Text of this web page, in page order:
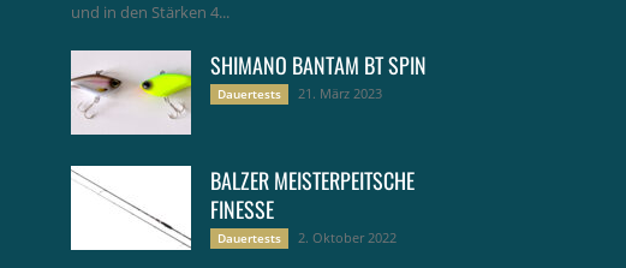
und in den Stärken 4...
SHIMANO BANTAM BT SPIN
Dauertests 21. März 2023
BALZER MEISTERPEITSCHE
FINESSE
Dauertests 2. Oktober 2022